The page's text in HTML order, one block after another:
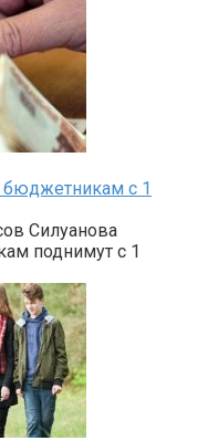
с 1
Силуанова
поднимут с 1